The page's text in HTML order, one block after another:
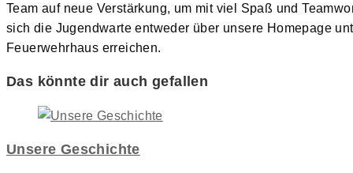
Team auf neue Verstärkung, um mit viel Spaß und
sich die Jugendwarte entweder über unsere Homepage
Feuerwehrhaus erreichen.
Das könnte dir auch gefallen
Unsere Geschichte